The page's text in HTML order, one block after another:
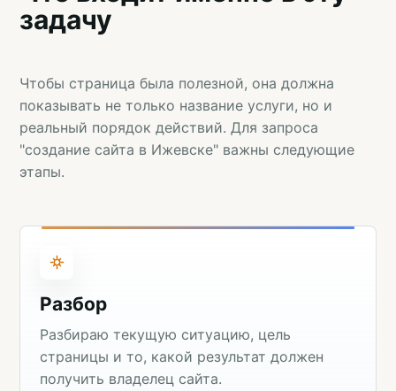
задачу
Чтобы страница была полезной, она должна
показывать не только название услуги, но и
реальный порядок действий. Для запроса
"создание сайта в Ижевске" важны следующие
этапы.
Разбор
Разбираю текущую ситуацию, цель
страницы и то, какой результат должен
получить владелец сайта.